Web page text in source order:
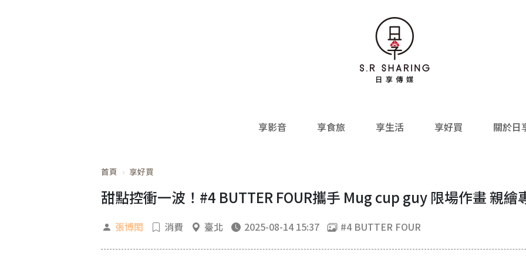
享影音 享食旅 享生活 享好買 關於日
首頁 享好買
甜點控衝一波！#4 BUTTER FOUR攜手 Mug cup guy 限場作畫 親繪
張博閎 消費 臺北 2025-08-14 15:37 #4 BUTTER FOUR